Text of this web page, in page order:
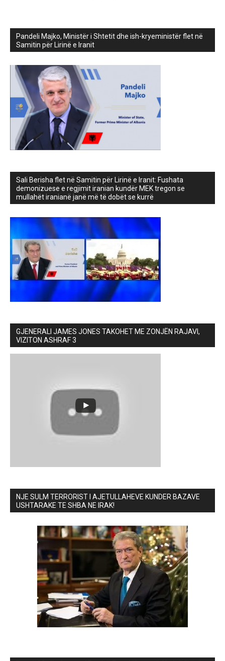
Pandeli Majko, Ministër i Shtetit dhe ish-kryeministër flet në
Samitin për Lirinë e Iranit
Sali Berisha flet në Samitin për Lirinë e Iranit: Fushata
demonizuese e regjimit iranian kundër MEK tregon se
mullahët iranianë janë më të dobët se kurrë
GJENERALI JAMES JONES TAKOHET ME ZONJËN RAJAVI,
VIZITON ASHRAF 3
NJE SULM TERRORIST I AJETULLAHEVE KUNDER BAZAVE
USHTARAKE TE SHBA NE IRAK!